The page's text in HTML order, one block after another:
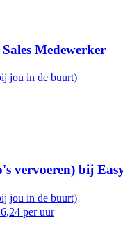
Medewerker
jou in de buurt)
vervoeren) bij
jou in de buurt)
per uur